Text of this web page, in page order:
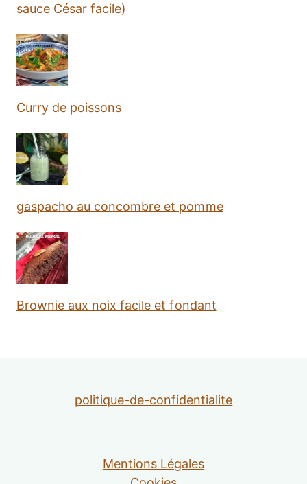
sauce César facile)
Curry de poissons
gaspacho au concombre et pomme
Brownie aux noix facile et fondant
politique-de-confidentialite
Mentions Légales